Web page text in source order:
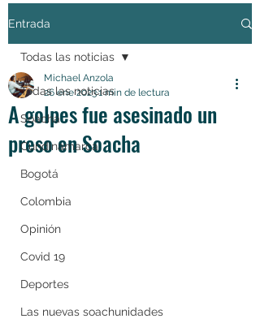
Entrada
Todas las noticias
Soacha
Cundinamarca
Bogotá
Colombia
Opinión
Covid 19
Deportes
Las nuevas soachunidades
Todas las noticias
A golpes fue asesinado un
preso en Soacha
Michael Anzola
26 ene 20231 min de lectura